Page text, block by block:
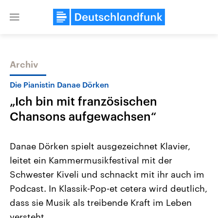
Close
Themen
Landtagswahl Sachsen-Anhalt
2026
Alle Informationen
Sachsen-Anhalt wählt am 6.
September 2026 einen neuen
Landtag. Seit 2021 wird das
Bundesland von einer Koalition aus
USA
Aktuelle Beiträge,
Hintergründe
Wirtschaftlich und
gehören die Vereinigten
den mächtigsten Ländern
Archiv
Die Pianistin Danae Dörken
„Ich bin mit französischen
Chansons aufgewachsen“
Danae Dörken spielt ausgezeichnet Klavier,
leitet ein Kammermusikfestival mit der
Schwester Kiveli und schnackt mit ihr auch im
Podcast. In Klassik-Pop-et cetera wird deutlich,
dass sie Musik als treibende Kraft im Leben